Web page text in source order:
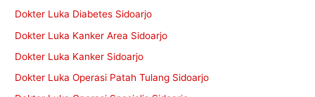
Dokter Luka Diabetes Sidoarjo
Dokter Luka Kanker Area Sidoarjo
Dokter Luka Kanker Sidoarjo
Dokter Luka Operasi Patah Tulang Sidoarjo